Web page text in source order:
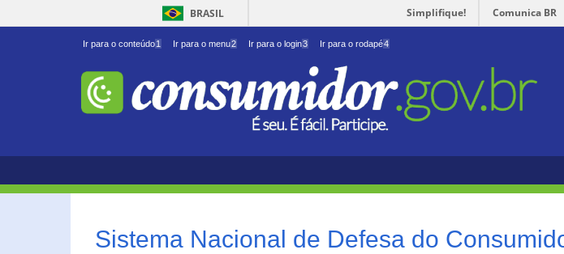
BRASIL Simplifique! Comunica BR
Ir para o conteúdo1 Ir para o menu2 Ir para o login3 Ir para o rodapé4
Sistema Nacional de Defesa do